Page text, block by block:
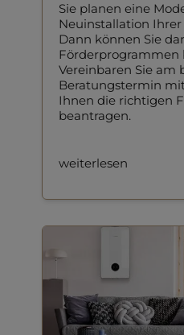
Sie planen eine
Neuinstallation
Dann können Sie
Förderprogrammen
Vereinbaren Sie am
Beratungstermin
Ihnen die richtigen
beantragen.
weiterlesen